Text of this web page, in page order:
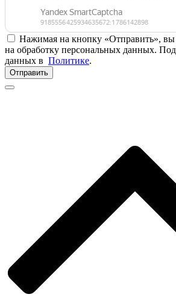
Нажимая на кнопку «Отправить», вы
на обработку персональных данных.
данных в Политике.
Отправить